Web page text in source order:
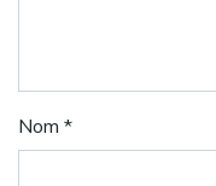
Nom *